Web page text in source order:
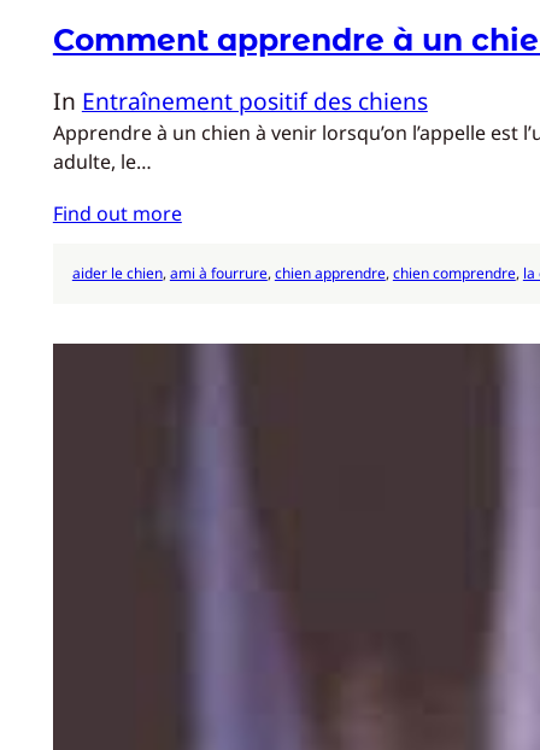
Comment apprendre à un
In Entraînement positif des chiens
Apprendre à un chien à venir lorsqu’on l’appelle est
adulte, le…
Find out more
aider le chien, ami à fourrure, chien apprendre, chien comprendre, la